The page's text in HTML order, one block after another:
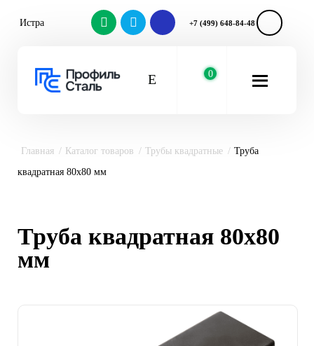
Истра +7 (499) 648-84-48
0
Главная Каталог товаров Трубы квадратные
Труба
квадратная 80х80 мм
Труба квадратная 80х80
мм